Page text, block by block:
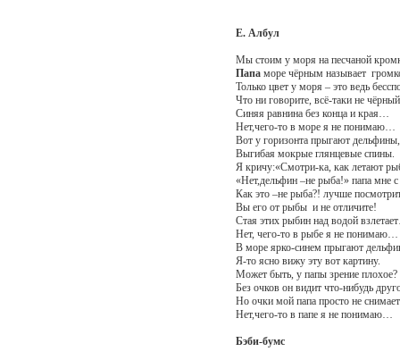
Е. Албул
Мы стоим у моря на песчаной
Папаморе чёрным называет
Только цвет у моря – это ведь
Что ни говорите, всё-таки не
Синяя равнина без конца и края…
Нет,чего-то в море я не понимаю…
Вот у горизонта прыгают дельфины,
Выгибая мокрые глянцевые спины.
Я кричу:«Смотри-ка, как летают
«Нет,дельфин –не рыба!» папа мне
Как это –не рыба?! лучше
Вы его от рыбы и не отличите!
Стая этих рыбин над водой
Нет, чего-то в рыбе я не понимаю…
В море ярко-синем прыгают
Я-то ясно вижу эту вот картину.
Может быть, у папы зрение плохое?
Без очков он видит что-нибудь
Но очки мой папа просто не
Нет,чего-то в папе я не понимаю…
Бэби-бумс